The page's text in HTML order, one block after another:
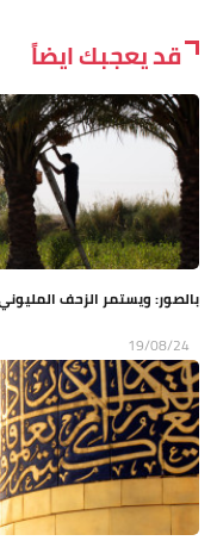
قد يعجبك ايضاً
بالصور: ويستمر الزحف
19/08/24